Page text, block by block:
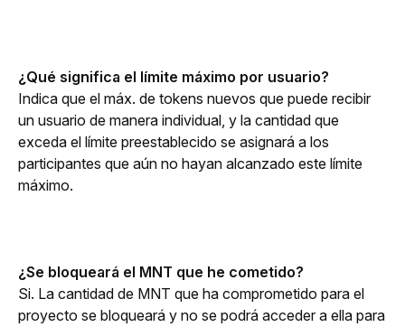
¿Qué significa el límite máximo por usuario?
Indica que el máx. de tokens nuevos que puede recibir
un usuario de manera individual, y la cantidad que
exceda el límite preestablecido se asignará a los
participantes que aún no hayan alcanzado este límite
máximo.
¿Se bloqueará el MNT que he cometido?
Si. La cantidad de MNT que ha comprometido para el
proyecto se bloqueará y no se podrá acceder a ella para